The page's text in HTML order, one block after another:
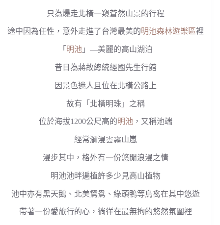
只為爆走北橫一窺蒼然山景的行程
途中因為任性，意外走進了台灣最美的明池森林遊樂區裡
「 明池 」—美麗的高山湖泊
昔日為蔣故總統經國先生行館
因景色迷人且位在北橫公路上
故有「北橫明珠」之稱
位於海拔1200公尺高的明池 ，又稱池端
經常瀰漫雲霧山嵐
漫步其中，格外有一份悠閒浪漫之情
明池池畔遍植許多少見高山植物
池中亦有黑天鵝、北美鴛鴦、綠頭鴨等鳥禽在其中悠遊
帶著一份愛旅行的心，徜徉在最無拘的悠然氛圍裡